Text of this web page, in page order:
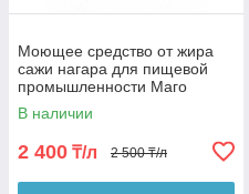
Моющее средство от жира
сажи нагара для пищевой
промышленности Маго
стронг+
В наличии
2 400 ₸/л 2 500 ₸/л